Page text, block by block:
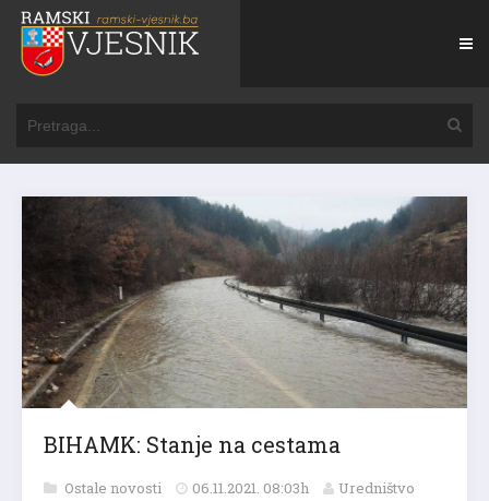
BIHAMK: Stanje na cestama
Ostale novosti 06.11.2021. 08:03h Uredništvo